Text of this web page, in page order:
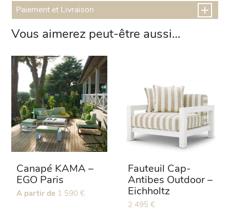
Paiement et Livraison
Vous aimerez peut-être aussi…
Canapé KAMA –
EGO Paris
Ce
A partir de 1 590 €
Fauteuil Cap-
Antibes Outdoor –
Eichholtz
Ce
2 495 €